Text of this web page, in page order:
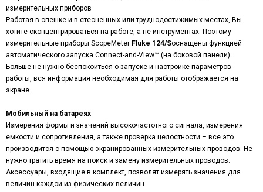
измерительных приборов
Работая в спешке и в стесненных или труднодостижимых местах, Вы
хотите сконцентрироваться на работе, а не инструментах. Поэтому
измерительные приборы ScopeMeter Fluke 124/Sоснащены функцией
автоматического запуска Connect-and-View™ (на боковой панели).
Больше не нужно беспокоиться о запуске и настройке параметров
работы, вся информация необходимая для работы отображается на
экране.
Мобильный на батареях
Измерения формы и значений высокочастотного сигнала, измерения
емкости и сопротивления, а также проверка целостности – все это
производится с помощью экранированных измерительных проводов. Не
нужно тратить время на поиск и замену измерительных проводов.
Аксессуары, входящие в комплект, позволят измерять значения для
величин каждой из физических величин.